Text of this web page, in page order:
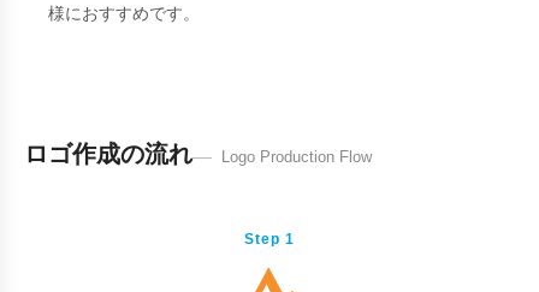
様におすすめです。
ロゴ作成の流れ Logo Production Flow
Step 1